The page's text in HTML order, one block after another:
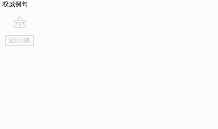
权威例句
go
top
返回词典